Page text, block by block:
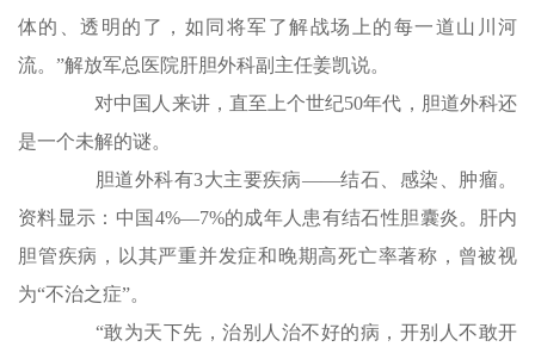
体的、透明的了，如同将军了解战场上的每一道山川河
流。”解放军总医院肝胆外科副主任姜凯说。
对中国人来讲，直至上个世纪50年代，胆道外科还
是一个未解的谜。
胆道外科有3大主要疾病——结石、感染、肿瘤。
资料显示：中国4%—7%的成年人患有结石性胆囊炎。肝内
胆管疾病，以其严重并发症和晚期高死亡率著称，曾被视
为“不治之症”。
“敢为天下先，治别人治不好的病，开别人不敢开